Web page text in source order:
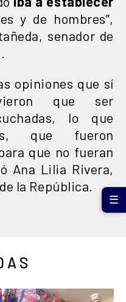
y de hombres”,
senador de
opiniones que sí
que ser
lo que
que fueron
que no fueran
Ana Lilia Rivera,
la República.
☰